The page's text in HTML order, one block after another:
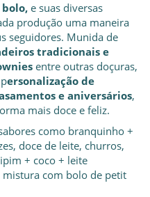
e suas diversas
produção uma maneira
seguidores. Munida de
tradicionais e
entre outras doçuras,
ersonalização de
e aniversários,
mais doce e feliz.
como branquinho +
doce de leite, churros,
+ coco + leite
mistura com bolo de petit